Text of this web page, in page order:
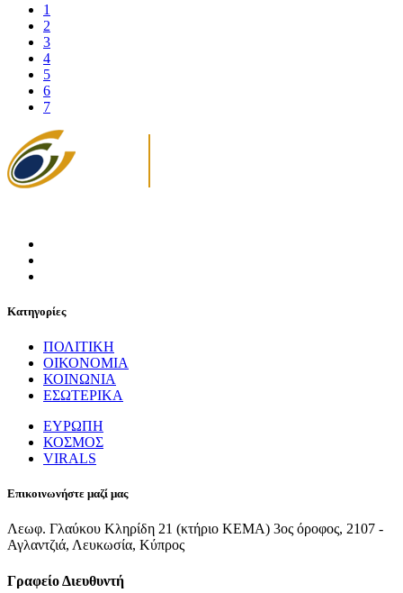
1
2
3
4
5
6
7
Κατηγορίες
ΠΟΛΙΤΙΚΗ
ΟΙΚΟΝΟΜΙΑ
ΚΟΙΝΩΝΙΑ
ΕΣΩΤΕΡΙΚΑ
ΕΥΡΩΠΗ
ΚΟΣΜΟΣ
VIRALS
Επικοινωνήστε μαζί μας
Λεωφ. Γλαύκου Κληρίδη 21 (κτήριο ΚΕΜΑ) 3ος όροφος, 2107 -
Αγλαντζιά, Λευκωσία, Κύπρος
Γραφείο Διευθυντή